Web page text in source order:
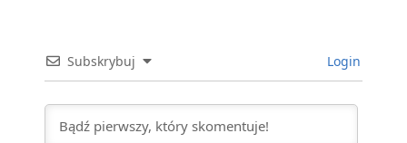
Subskrybuj Login